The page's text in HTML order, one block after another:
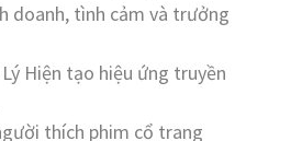
doanh, tình cảm và trưởng
Hiện tạo hiệu ứng truyền
thích phim cổ trang